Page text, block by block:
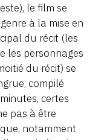
le film se
à la mise en
du récit (les
les personnages
du récit) se
compilé
certes
pas à être
notamment